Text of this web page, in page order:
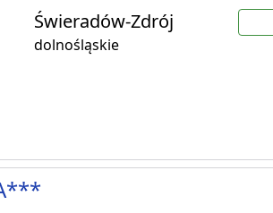
Świeradów-Zdrój
dolnośląskie